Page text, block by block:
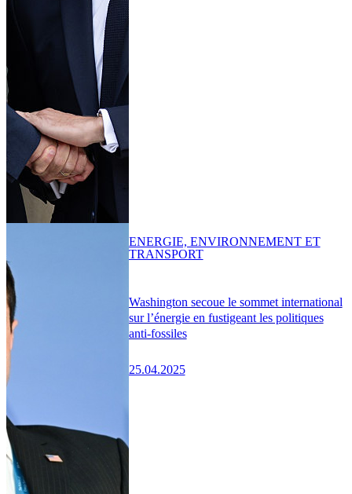
Washington secoue le sommet international
sur l’énergie en fustigeant les politiques
anti-fossiles
25.04.2025
ENERGIE, ENVIRONNEMENT ET
TRANSPORT